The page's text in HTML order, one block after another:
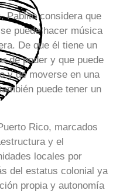
Pablito considera que
puede hacer música
De que él tiene un
de poder y que puede
y de moverse en una
puede tener un
Rico, marcados
y el
locales por
del estatus colonial ya
propia y autonomía